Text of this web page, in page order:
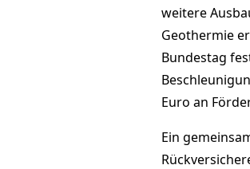
weitere
Geothermie
Bundestag
Euro an
Ein